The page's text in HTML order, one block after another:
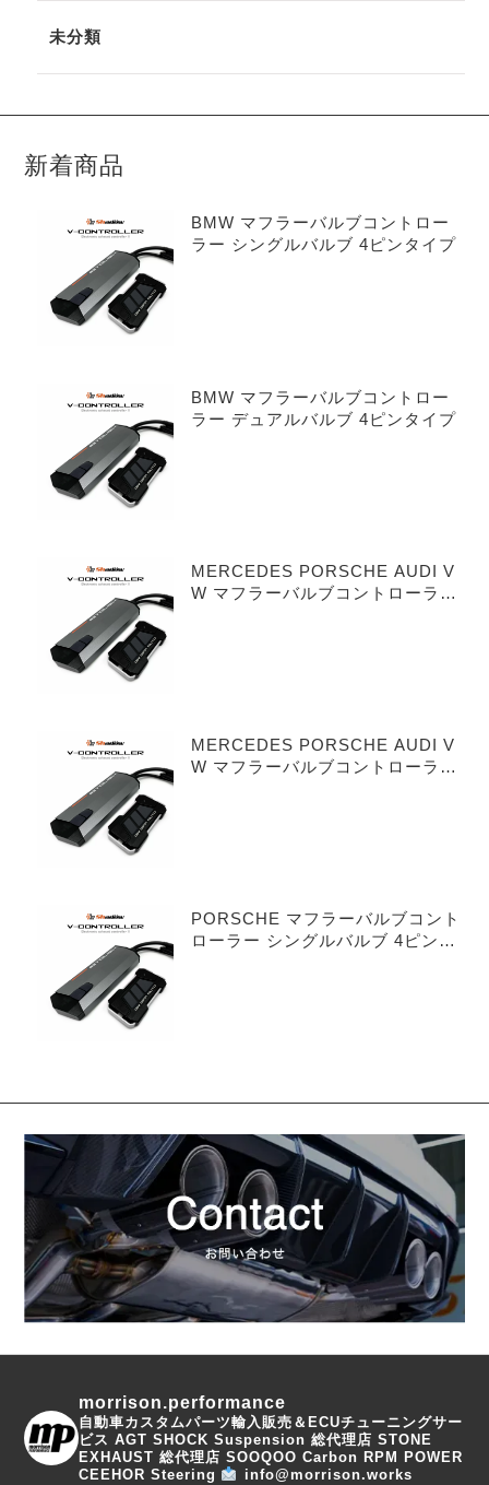
未分類
新着商品
BMW マフラーバルブコントロー
ラー シングルバルブ 4ピンタイプ
BMW マフラーバルブコントロー
ラー デュアルバルブ 4ピンタイプ
MERCEDES PORSCHE AUDI V
W マフラーバルブコントローラー
MERCEDES PORSCHE AUDI V
W マフラーバルブコントローラー
PORSCHE マフラーバルブコント
ローラー シングルバルブ 4ピンタ
morrison.performance
自動車カスタムパーツ輸入販売＆ECUチューニングサー
ビス AGT SHOCK Suspension 総代理店 STONE
EXHAUST 総代理店 SOOQOO Carbon RPM POWER
CEEHOR Steering
info@morrison.works